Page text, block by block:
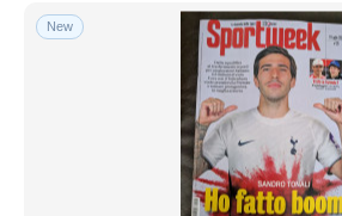
Free shipping
Payment methods
Bank transfer
MasterCard
New